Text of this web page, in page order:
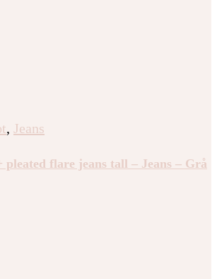
, Jeans
pleated flare jeans tall – Jeans – Grå